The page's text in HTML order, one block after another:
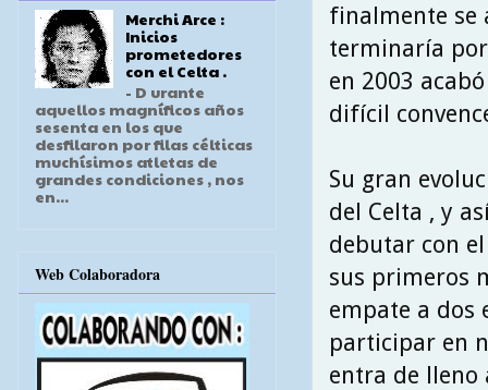
finalmente se
terminaría por
en 2003
difícil
Su gran
del Celta , y
debutar con
sus primeros
empate a dos
participar en
entra de lleno
Merchi Arce :
Inicios
prometedores
con el Celta .
- D urante
aquellos magníficos años
sesenta en los que
desfilaron por filas célticas
muchísimos atletas de
grandes condiciones , nos
en...
Web Colaboradora